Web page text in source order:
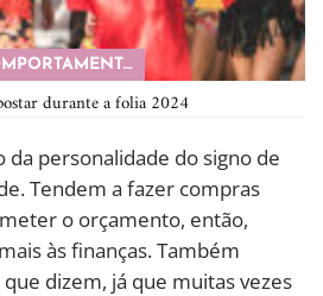
COMPORTAMENTO
durante a folia 2024
personalidade do signo de
Tendem a fazer compras
o orçamento, então,
às finanças. Também
dizem, já que muitas vezes